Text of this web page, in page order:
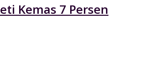
Kemas 7 Persen